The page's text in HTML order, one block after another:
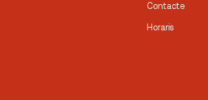
Contacte
Horaris